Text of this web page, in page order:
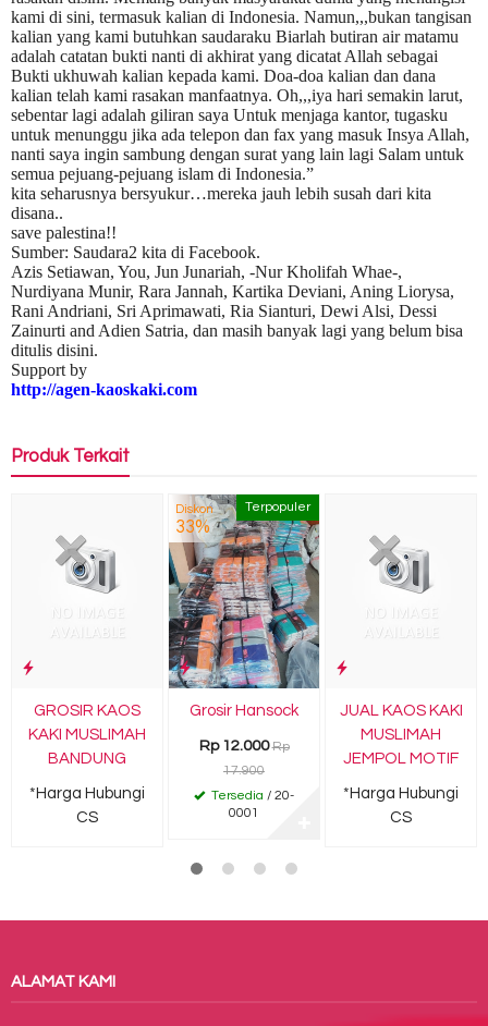
kami di sini, termasuk kalian di Indonesia. Namun,,,bukan tangisan
kalian yang kami butuhkan saudaraku Biarlah butiran air matamu
adalah catatan bukti nanti di akhirat yang dicatat Allah sebagai
Bukti ukhuwah kalian kepada kami. Doa-doa kalian dan dana
kalian telah kami rasakan manfaatnya. Oh,,,iya hari semakin larut,
sebentar lagi adalah giliran saya Untuk menjaga kantor, tugasku
untuk menunggu jika ada telepon dan fax yang masuk Insya Allah,
nanti saya ingin sambung dengan surat yang lain lagi Salam untuk
semua pejuang-pejuang islam di Indonesia.”
kita seharusnya bersyukur…mereka jauh lebih susah dari kita
disana..
save palestina!!
Sumber: Saudara2 kita di Facebook.
Azis Setiawan, You, Jun Junariah, -Nur Kholifah Whae-,
Nurdiyana Munir, Rara Jannah, Kartika Deviani, Aning Liorysa,
Rani Andriani, Sri Aprimawati, Ria Sianturi, Dewi Alsi, Dessi
Zainurti and Adien Satria, dan masih banyak lagi yang belum bisa
ditulis disini.
Support by
http://agen-kaoskaki.com
Produk Terkait
GROSIR KAOS
KAKI MUSLIMAH
BANDUNG
*Harga Hubungi
CS
Terpopuler
Diskon
33%
Grosir Hansock
Rp 12.000 Rp
17.900
Tersedia / 20-
0001
JUAL KAOS KAKI
MUSLIMAH
JEMPOL MOTIF
*Harga Hubungi
CS
ALAMAT KAMI